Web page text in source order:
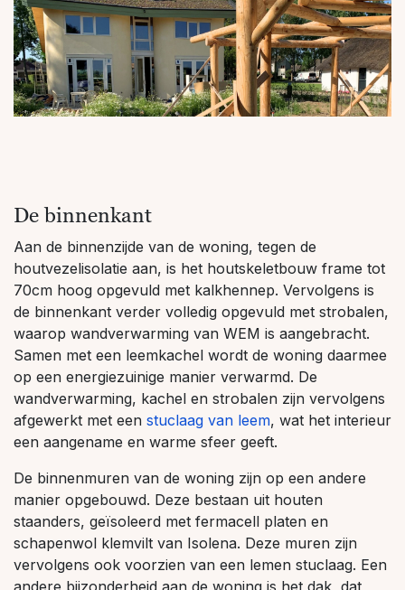
De binnenkant
Aan de binnenzijde van de woning, tegen de
houtvezelisolatie aan, is het houtskeletbouw frame tot
70cm hoog opgevuld met kalkhennep. Vervolgens is
de binnenkant verder volledig opgevuld met strobalen,
waarop wandverwarming van WEM is aangebracht.
Samen met een leemkachel wordt de woning daarmee
op een energiezuinige manier verwarmd. De
wandverwarming, kachel en strobalen zijn vervolgens
afgewerkt met een stuclaag van leem, wat het interieur
een aangename en warme sfeer geeft.
De binnenmuren van de woning zijn op een andere
manier opgebouwd. Deze bestaan uit houten
staanders, geïsoleerd met fermacell platen en
schapenwol klemvilt van Isolena. Deze muren zijn
vervolgens ook voorzien van een lemen stuclaag. Een